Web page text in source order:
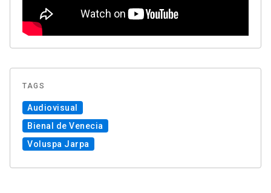
TAGS
Audiovisual
Bienal de Venecia
Voluspa Jarpa